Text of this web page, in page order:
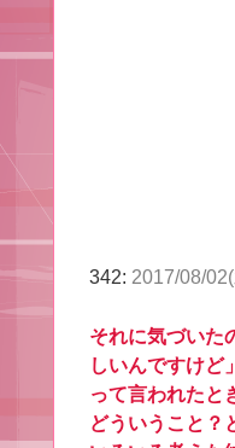
342: 2017/08/
それに気づいた
しいんですけど」
って言われたと
どういうこと？